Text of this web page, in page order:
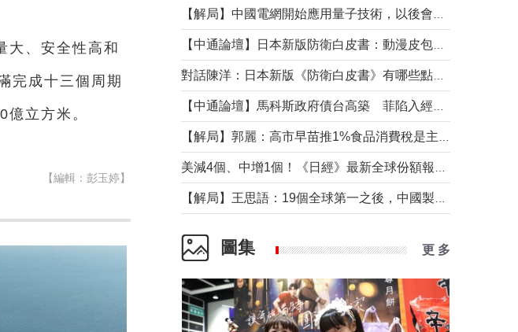
大、安全性高和
完成十三個周期
立方米。
【編輯：彭玉婷】
圖集 更 多